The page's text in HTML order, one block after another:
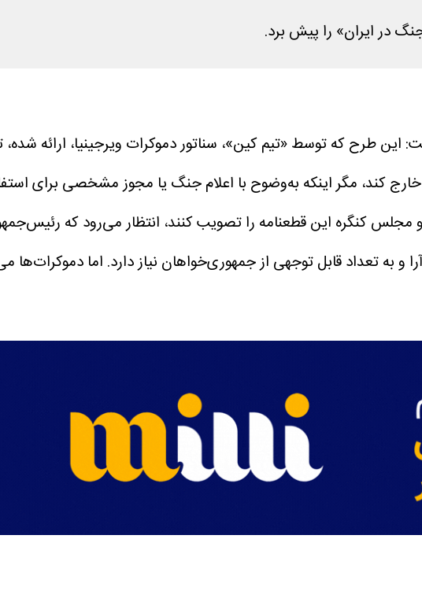
این طرح که توسط «تیم کین»، سناتور دموکرات ویرجینیا، ارائه
خارج کند، مگر اینکه به‌وضوح با اعلام جنگ یا مجوز مشخصی برای
کنگره این قطعنامه را تصویب کنند، انتظار می‌رود که
و به تعداد قابل توجهی از جمهوری‌خواهان نیاز دارد. اما دموکرات‌ها